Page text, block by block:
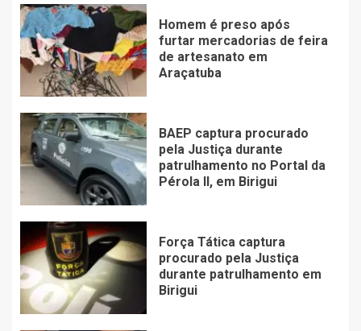
Homem é preso após
furtar mercadorias de feira
de artesanato em
Araçatuba
BAEP captura procurado
pela Justiça durante
patrulhamento no Portal da
Pérola ll, em Birigui
Força Tática captura
procurado pela Justiça
durante patrulhamento em
Birigui